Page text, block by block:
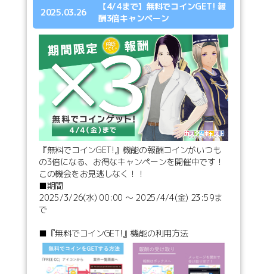
2025.03.26
【4/4まで】無料でコインGET! 報
酬3倍キャンペーン
『無料でコインGET!』機能の報酬コインがいつも
の3倍になる、お得なキャンペーンを開催中です！
この機会をお見逃しなく！！
■期間
2025/3/26(水) 00:00 ～ 2025/4/4(金) 23:59ま
で
■『無料でコインGET!』機能の利用方法